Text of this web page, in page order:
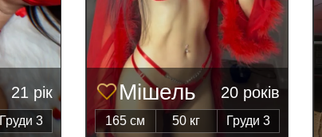
21 рік
Груди 3
Мішель 20 років
165 см 50 кг Груди 3